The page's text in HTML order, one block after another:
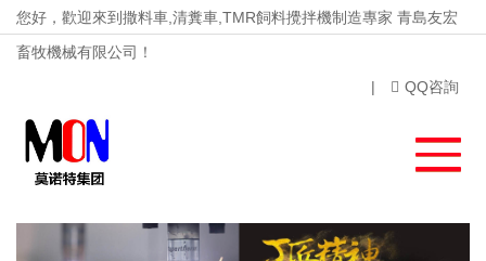
您好，歡迎來到撒料車,清糞車,TMR飼料攪拌機制造專家 青島友宏
畜牧機械有限公司！
|
QQ咨詢